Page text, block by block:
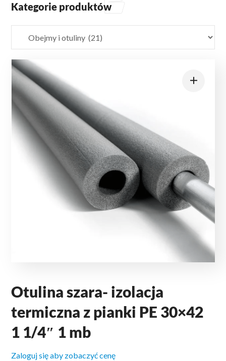
Otulina szara- izolacja
termiczna z pianki PE 30×42
1 1/4″ 1 mb
Zaloguj się aby zobaczyć cenę
Kategorie produktów